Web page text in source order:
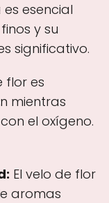
esencial
y su
significativo.
flor es
mientras
el oxígeno.
El velo de flor
aromas